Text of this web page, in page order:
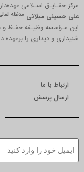
مرکز حقـایـق اسـلامی
علی حسینی میلانی مدظله
این مـؤسسه وظیـفه حفـظ و
شنیداری و دیداری را برعهده
ارتباط با ما
ارسال پرسش